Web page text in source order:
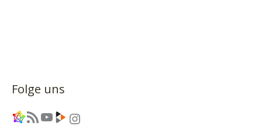
Folge uns
Link RSS-Feed YouTube Link Instagram